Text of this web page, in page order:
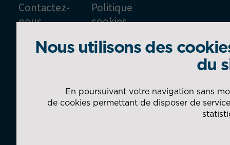
Contactez-
nous
Espace
Gestion
Politique
cookies
Politique
et
protection
Nous utilisons des
du
En poursuivant votre navigation sans
de cookies permettant de disposer de